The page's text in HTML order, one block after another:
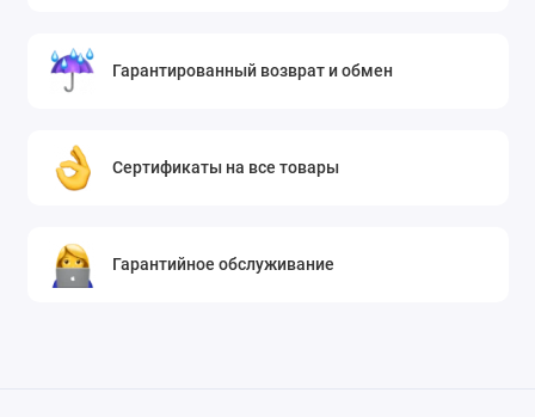
Гарантированный возврат и обмен
Сертификаты на все товары
Гарантийное обслуживание